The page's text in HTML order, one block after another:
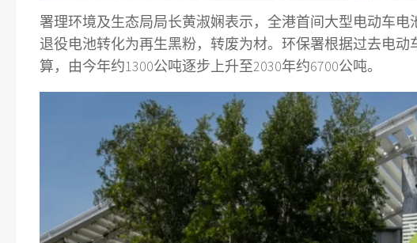
署理环境及生态局局长黄淑娴表示，全港首间大型电动车
退役电池转化为再生黑粉，转废为材。环保署根据过去电
算，由今年约1300公吨逐步上升至2030年约6700公吨。